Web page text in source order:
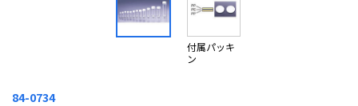
付属パッキ
ン
84-0734